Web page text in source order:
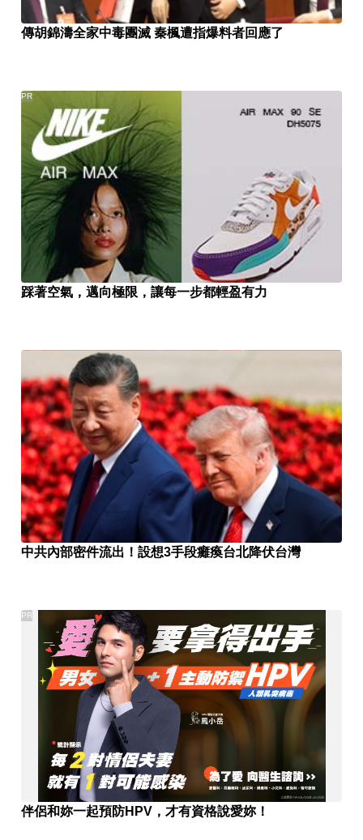
傳胡錦濤全家中毒團滅 秦楓遭指爆料者回應了
踩著空氣，邁向極限，讓每一步都輕盈有力
PR
中共內部密件流出！設想3手段癱瘓台北降伏台灣
伴侶和妳一起預防HPV，才有資格說愛妳！
PR